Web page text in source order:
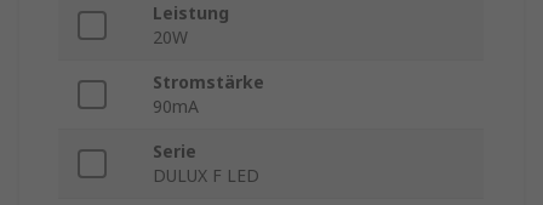
Leistung
20W
Stromstärke
90mA
Serie
DULUX F LED